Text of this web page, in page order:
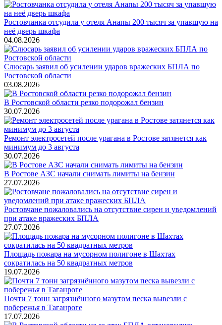
Ростовчанка отсудила у отеля Анапы 200 тысяч за упавшую на
неё дверь шкафа
04.08.2026
Слюсарь заявил об усилении ударов вражеских БПЛА по
Ростовской области
03.08.2026
В Ростовской области резко подорожал бензин
30.07.2026
Ремонт электросетей после урагана в Ростове затянется как
минимум до 3 августа
30.07.2026
В Ростове АЗС начали снимать лимиты на бензин
27.07.2026
Ростовчане пожаловались на отсутствие сирен и уведомлений
при атаке вражеских БПЛА
27.07.2026
Площадь пожара на мусорном полигоне в Шахтах
сократилась на 50 квадратных метров
19.07.2026
Почти 7 тонн загрязнённого мазутом песка вывезли с
побережья в Таганроге
17.07.2026